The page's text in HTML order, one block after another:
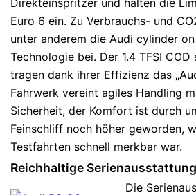
Direkteinspritzer und halten die
Euro 6 ein. Zu Verbrauchs- und
unter anderem die Audi cylinder
Technologie bei. Der 1.4 TFSI
tragen dank ihrer Effizienz das
Fahrwerk vereint agiles Handling
Sicherheit, der Komfort ist durch
Feinschliff noch höher geworden,
Testfahrten schnell merkbar war.
Reichhaltige Serienausstattung
Die